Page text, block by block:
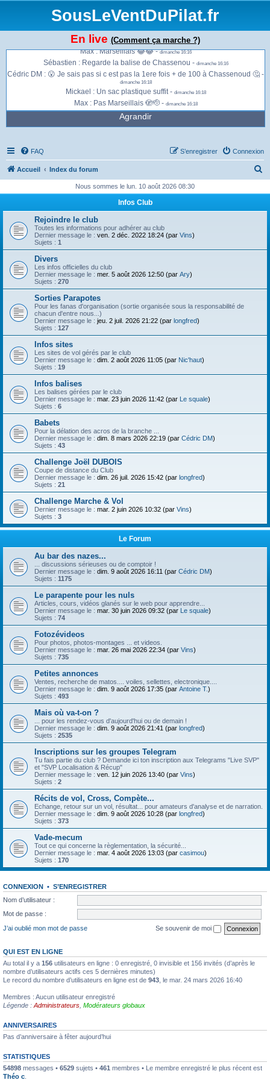
SousLeVentDuPilat.fr
En live (Comment ça marche ?)
Max : Chez moi c est passé de 5 km/h à 50 en 1 mn 😱 -dimanche 16:06
Sébastien : Nous ont vient d’avoir des rafales à 100km/h Idéal mini voile voir
sac à dos -dimanche 16:15
Max : Marseillais 😂😂 -dimanche 16:16
Sébastien : Regarde la balise de Chassenou - dimanche 16:16
Cédric DM : 😮 Je sais pas si c est pas la 1ere fois + de 100 à Chassenoud 🤔 -
dimanche 16:18
Mickael : Un sac plastique suffit - dimanche 16:18
Max : Pas Marseillais 🫣🫡 - dimanche 16:18
Agrandir
FAQ Connexion
S’enregistrer
Accueil Index du forum
h
Nous sommes le lun. 10 août 2026 08:30
Infos Club
Rejoindre le club
Toutes les informations pour adhérer au club
Dernier message le : ven. 2 déc. 2022 18:24 (par Vins)
Sujets : 1
Divers
Les infos officielles du club
Dernier message le : mer. 5 août 2026 12:50 (par Ary)
Sujets : 270
Sorties Parapotes
Pour les fanas d'organisation (sortie organisée sous la responsabilité de
chacun d'entre nous...)
Dernier message le : jeu. 2 juil. 2026 21:22 (par longfred)
Sujets : 127
Infos sites
Les sites de vol gérés par le club
Dernier message le : dim. 2 août 2026 11:05 (par Nic'haut)
Sujets : 19
Infos balises
Les balises gérées par le club
Dernier message le : mar. 23 juin 2026 11:42 (par Le squale)
Sujets : 6
Babets
Pour la délation des acros de la branche ...
Dernier message le : dim. 8 mars 2026 22:19 (par Cédric DM)
Sujets : 43
Challenge Joël DUBOIS
Coupe de distance du Club
Dernier message le : dim. 26 juil. 2026 15:42 (par longfred)
Sujets : 21
Challenge Marche & Vol
Dernier message le : mar. 2 juin 2026 10:32 (par Vins)
Sujets : 3
Le Forum
Au bar des nazes...
... discussions sérieuses ou de comptoir !
Dernier message le : dim. 9 août 2026 16:11 (par Cédric DM)
Sujets : 1175
Le parapente pour les nuls
Articles, cours, vidéos glanés sur le web pour apprendre...
Dernier message le : mar. 30 juin 2026 09:32 (par Le squale)
Sujets : 74
Fotozévideos
Pour photos, photos-montages ... et videos.
Dernier message le : mar. 26 mai 2026 22:34 (par Vins)
Sujets : 735
Petites annonces
Ventes, recherche de matos.... voiles, sellettes, electronique....
Dernier message le : dim. 9 août 2026 17:35 (par Antoine T.)
Sujets : 493
Mais où va-t-on ?
... pour les rendez-vous d'aujourd'hui ou de demain !
Dernier message le : dim. 9 août 2026 21:41 (par longfred)
Sujets : 2535
Inscriptions sur les groupes Telegram
Tu fais partie du club ? Demande ici ton inscription aux Telegrams "Live SVP"
et "SVP Localisation & Récup"
Dernier message le : ven. 12 juin 2026 13:40 (par Vins)
Sujets : 2
Récits de vol, Cross, Compète...
Echange, retour sur un vol, résultat... pour amateurs d'analyse et de narration.
Dernier message le : dim. 9 août 2026 10:28 (par longfred)
Sujets : 373
Vade-mecum
Tout ce qui concerne la règlementation, la sécurité...
Dernier message le : mar. 4 août 2026 13:03 (par casimou)
Sujets : 170
CONNEXION • S’ENREGISTRER
Nom d’utilisateur :
Mot de passe :
J’ai oublié mon mot de passe
Se souvenir de moi
QUI EST EN LIGNE
Au total il y a 156 utilisateurs en ligne : 0 enregistré, 0 invisible et 156 invités (d’après le
nombre d’utilisateurs actifs ces 5 dernières minutes)
Le record du nombre d’utilisateurs en ligne est de 943 , le mar. 24 mars 2026 16:40
Membres : Aucun utilisateur enregistré
Légende : Administrateurs Modérateurs globaux
ANNIVERSAIRES
Pas d’anniversaire à fêter aujourd’hui
STATISTIQUES
54898 messages • 6529 sujets • 461 membres • Le membre enregistré le plus récent est
Théo c